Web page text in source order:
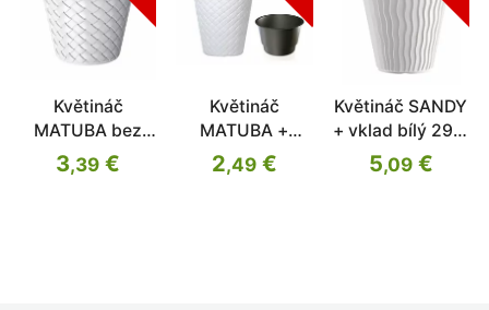
Květináč
MATUBA bez
vkladu bílý
38,8cm
3,39 €
Květináč
MATUBA +
vklad bílý 30cm
2,49€
Květináč SANDY
+ vklad bílý 29,7
cm
5,09€